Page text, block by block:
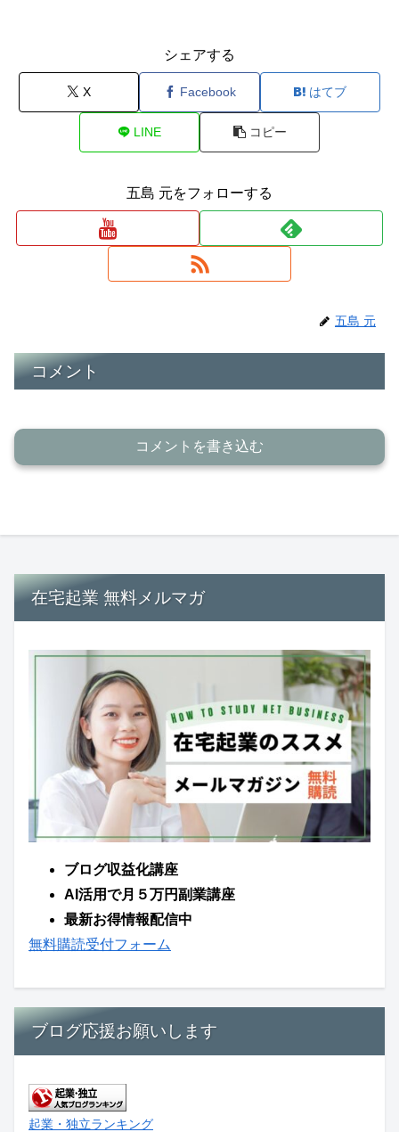
シェアする
X Facebook はてブ
LINE コピー
五島 元をフォローする
五島 元
コメント
コメントを書き込む
在宅起業 無料メルマガ
ブログ収益化講座
AI活用で月５万円副業講座
最新お得情報配信中
無料購読受付フォーム
ブログ応援お願いします
起業・独立ランキング